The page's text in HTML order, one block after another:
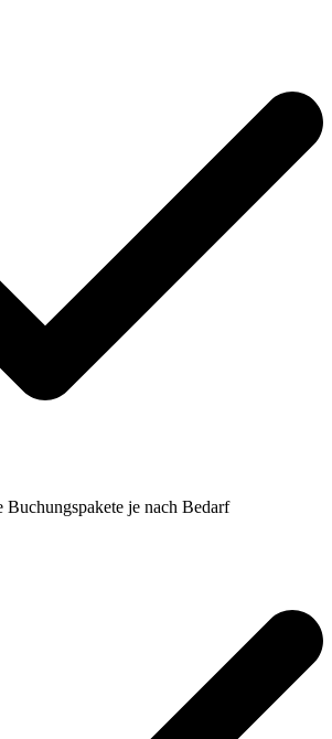
Buchungspakete je nach Bedarf